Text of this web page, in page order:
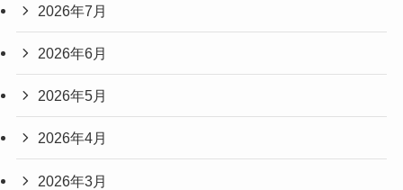
2026年7月
2026年6月
2026年5月
2026年4月
2026年3月